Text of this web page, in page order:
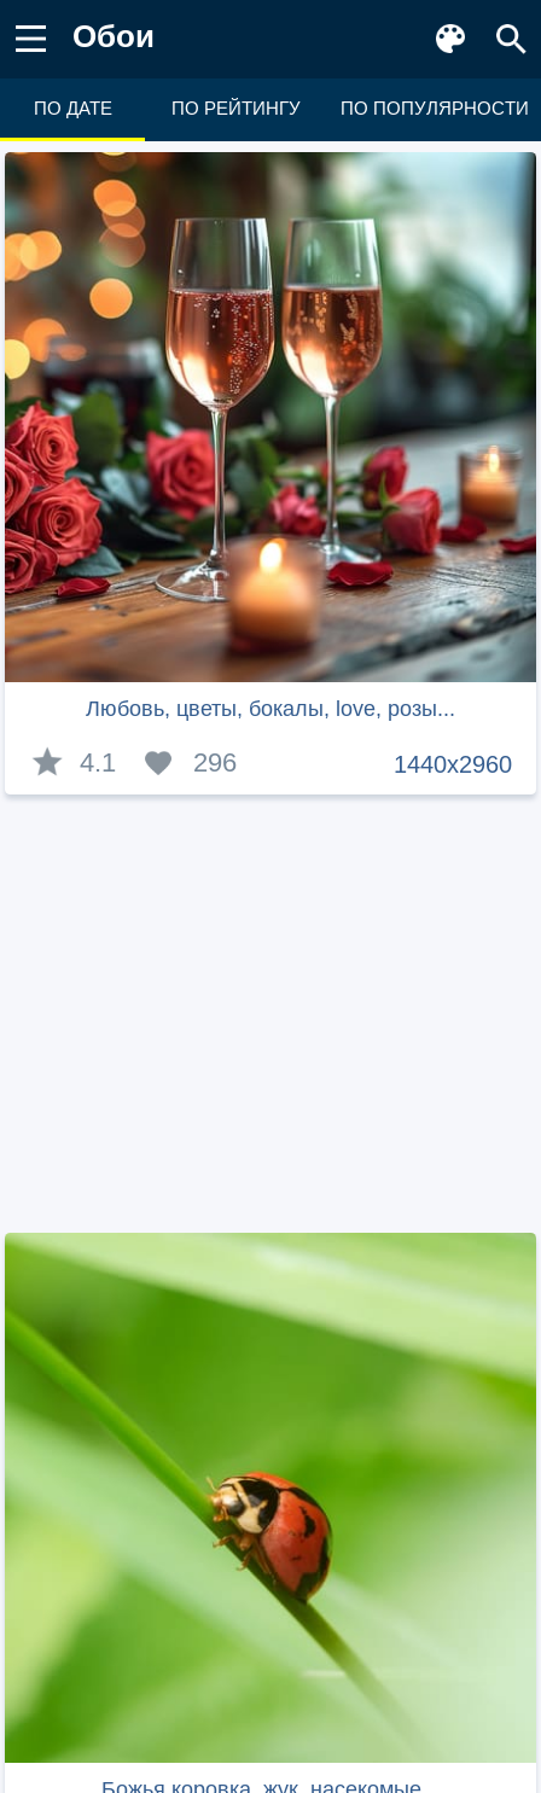
Обои
ПО ДАТЕ ПО РЕЙТИНГУ ПО ПОПУЛЯРНОСТИ
Любовь, цветы, бокалы, love, розы...
1440x2960
4.1 296